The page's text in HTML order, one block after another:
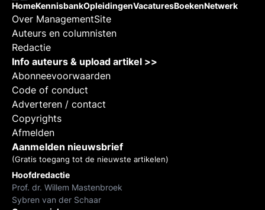
HomeKennisbankOpleidingenVacaturesBoekenNetwerk
Over ManagementSite
Auteurs en columnisten
Redactie
Info auteurs & upload artikel >>
Abonneevoorwaarden
Code of conduct
Adverteren / contact
Copyrights
Afmelden
Aanmelden nieuwsbrief
(Gratis toegang tot de nieuwste artikelen)
Hoofdredactie
Prof. dr. Willem Mastenbroek
Sybren van der Schaar